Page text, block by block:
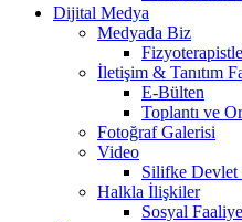
Dijital Medya
Medyada Biz
İletişim & Tanıtım
E-Bülten
Toplantı ve
Fotoğraf Galerisi
Video
Silifke Devlet
Halkla İlişkiler
Sosyal